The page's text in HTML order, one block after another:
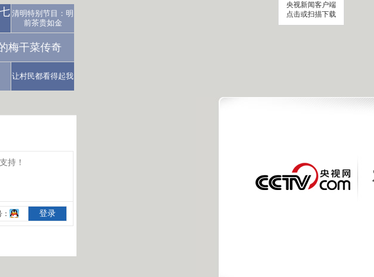
央视新闻客户端
点击或扫描下载
清明特别节目：明
前茶贵如金
梅干菜传奇
让村民都看得起我